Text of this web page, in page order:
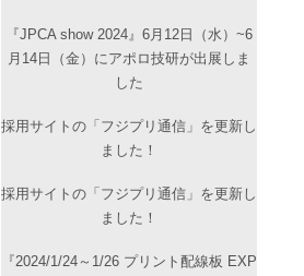
『JPCA show 2024』6月12日（水）~6
月14日（金）にアポロ技研が出展しま
した
採用サイトの「フジプリ通信」を更新し
ました！
採用サイトの「フジプリ通信」を更新し
ました！
『2024/1/24～1/26 プリント配線板 EXP